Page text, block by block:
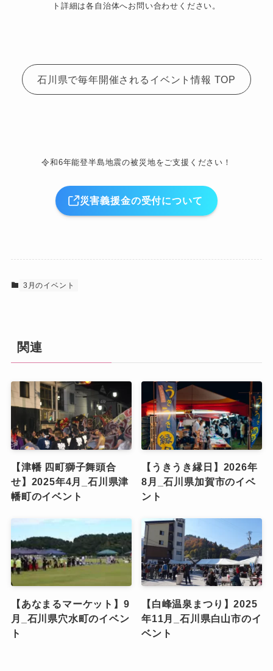
ト詳細は各自治体へお問い合わせください。
石川県で毎年開催されるイベント情報 TOP
令和6年能登半島地震の被災地をご支援ください！
災害義援金の受付について
3月のイベント
関連
【津幡 四町獅子舞頭合
せ】2025年4月_石川県津
幡町のイベント
【うきうき縁日】2026年
8月_石川県加賀市のイベ
ント
【あなまるマーケット】9
月_石川県穴水町のイベン
ト
【白峰温泉まつり】2025
年11月_石川県白山市のイ
ベント